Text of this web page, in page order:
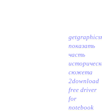
показать
часть
сюжета
2download
free driver
for
notebook